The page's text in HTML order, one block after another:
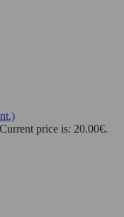
Current price is: 20.00€.